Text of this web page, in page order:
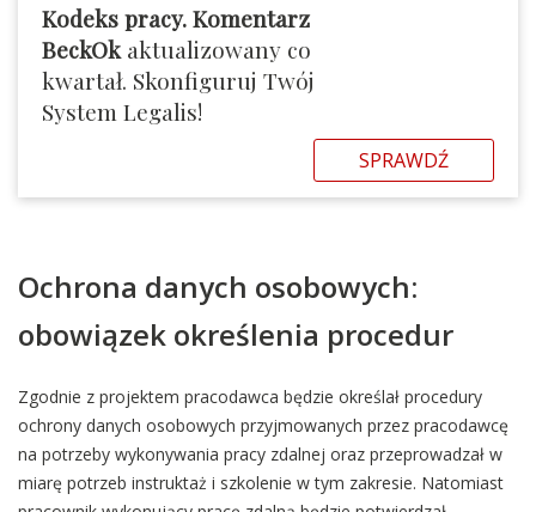
Kodeks pracy. Komentarz
BeckOk aktualizowany co
kwartał. Skonfiguruj Twój
System Legalis!
SPRAWDŹ
Ochrona danych osobowych:
obowiązek określenia procedur
Zgodnie z projektem pracodawca będzie określał procedury
ochrony danych osobowych przyjmowanych przez pracodawcę
na potrzeby wykonywania pracy zdalnej oraz przeprowadzał w
miarę potrzeb instruktaż i szkolenie w tym zakresie. Natomiast